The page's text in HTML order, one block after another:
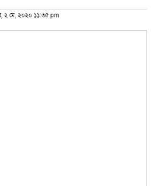
২ মে, ২০২০ ১১:৩৫ pm